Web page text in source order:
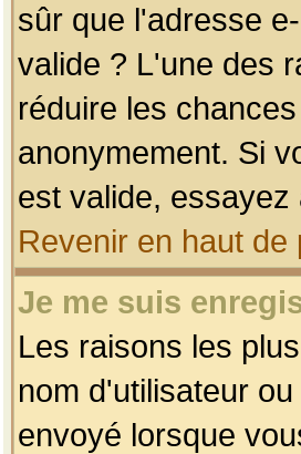
sûr que l'adresse
valide ? L'une des
réduire les
anonymement. Si
est valide,
Revenir en haut de
Je me suis
Les raisons les
nom d'utilisateur
envoyé lorsque